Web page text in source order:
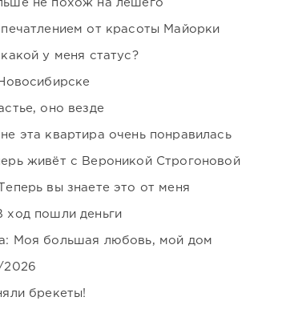
не похож на лешего
от красоты Майорки
у меня статус?
оно везде
эта квартира очень понравилась
живёт с Вероникой Строгоновой
вы знаете это от меня
пошли деньги
Моя большая любовь, мой дом
2026
брекеты!